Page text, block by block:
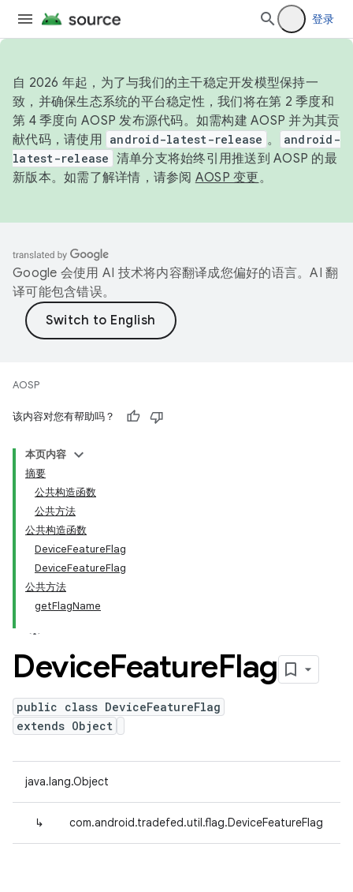
登录
自 2026 年起，为了与我们的主干稳定开发模型保持一
致，并确保生态系统的平台稳定性，我们将在第 2 季度和
第 4 季度向 AOSP 发布源代码。如需构建 AOSP 并为其贡
献代码，请使用 android-latest-release 。
android-
latest-release 清单分支将始终引用推送到 AOSP 的最
新版本。如需了解详情，请参阅 AOSP 变更。
Google 会使用 AI 技术将内容翻译成您偏好的语言。AI 翻
译可能包含错误。
AOSP
该内容对您有帮助吗？
本页内容
摘要
公共构造函数
公共方法
公共构造函数
DeviceFeatureFlag
DeviceFeatureFlag
公共方法
getFlagName
DeviceFeatureFlag
public class DeviceFeatureFlag
extends Object
java.lang.Object
↳ com.android.tradefed.util.flag.DeviceFeatureFlag